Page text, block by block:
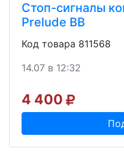
Стоп-сигналы
Prelude BB
Код товара 811568
14.07 в 12:32
4 400